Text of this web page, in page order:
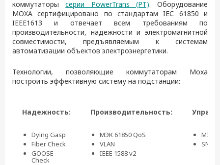
коммутаторысерии PowerTrans (PT). Оборудование
MOXA сертифицировано по стандартам IEС 61850 и
IEEE1613 и отвечает всем требованиям по
производительности, надежности и электромагнитной
совместимости, предъявляемым к системам
автоматизации объектов электроэнергетики.
Технологии, позволяющие коммутаторам Moxa
построить эффективную систему на подстанции:
Надежность: Производительность:
Dying Gasp
Fiber Check
GOOSE
Check
МЭК 61850 QoS
VLAN
IEEE 1588 v2
МЭК
SNMP